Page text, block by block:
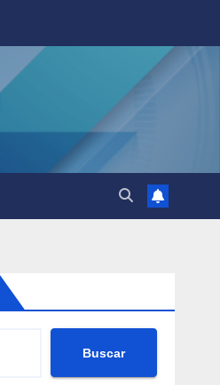
Buscar